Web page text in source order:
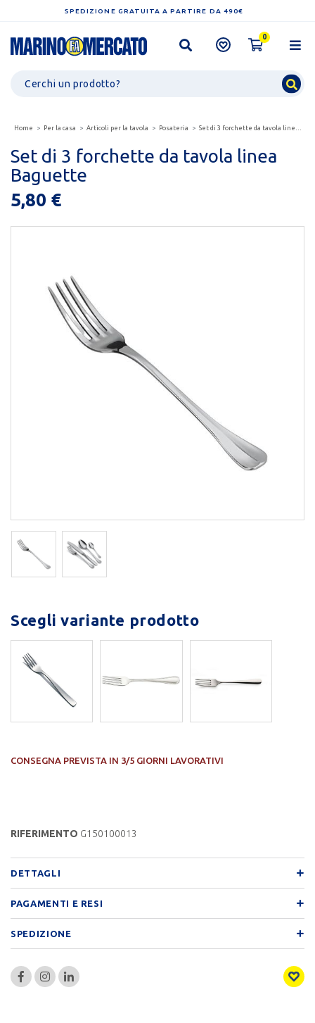
SPEDIZIONE GRATUITA A PARTIRE DA 490€
0
Home Per la casa Articoli per la tavola Posateria Set di 3 forchette da tavola linea baguette
Set di 3 forchette da tavola linea
Baguette
5,80 €
Scegli variante prodotto
CONSEGNA PREVISTA IN 3/5 GIORNI LAVORATIVI
RIFERIMENTO G150100013
DETTAGLI
PAGAMENTI E RESI
SPEDIZIONE